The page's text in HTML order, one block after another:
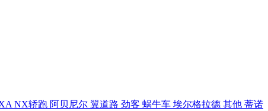
NX轿跑 阿贝尼尔 翼道路 劲客 蜗牛车 埃尔格拉德 其他 蒂诺